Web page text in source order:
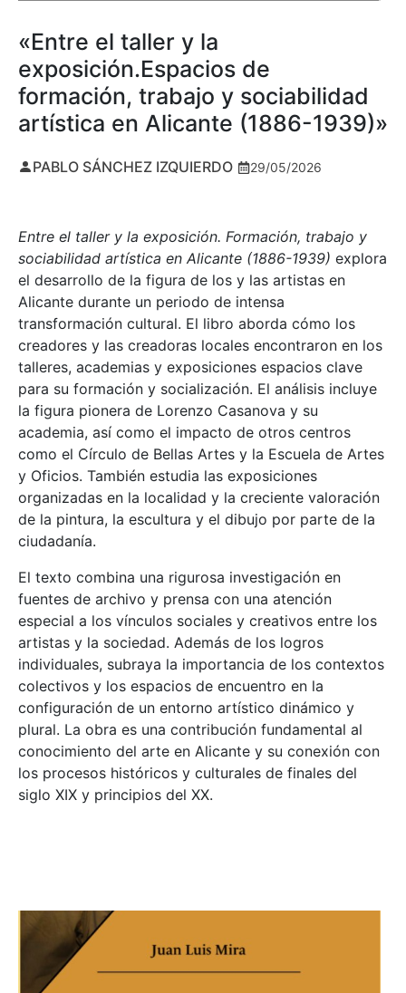
«Entre el taller y la
exposición.Espacios de
formación, trabajo y sociabilidad
artística en Alicante (1886-1939)»
PABLO SÁNCHEZ IZQUIERDO 29/05/2026
Entre el taller y la exposición. Formación, trabajo y
sociabilidad artística en Alicante (1886-1939) explora
el desarrollo de la figura de los y las artistas en
Alicante durante un periodo de intensa
transformación cultural. El libro aborda cómo los
creadores y las creadoras locales encontraron en los
talleres, academias y exposiciones espacios clave
para su formación y socialización. El análisis incluye
la figura pionera de Lorenzo Casanova y su
academia, así como el impacto de otros centros
como el Círculo de Bellas Artes y la Escuela de Artes
y Oficios. También estudia las exposiciones
organizadas en la localidad y la creciente valoración
de la pintura, la escultura y el dibujo por parte de la
ciudadanía.
El texto combina una rigurosa investigación en
fuentes de archivo y prensa con una atención
especial a los vínculos sociales y creativos entre los
artistas y la sociedad. Además de los logros
individuales, subraya la importancia de los contextos
colectivos y los espacios de encuentro en la
configuración de un entorno artístico dinámico y
plural. La obra es una contribución fundamental al
conocimiento del arte en Alicante y su conexión con
los procesos históricos y culturales de finales del
siglo XIX y principios del XX.